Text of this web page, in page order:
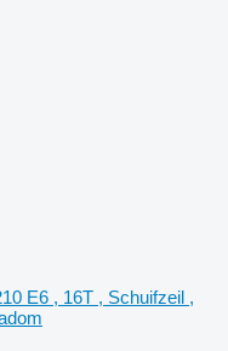
E6 , 16T , Schuifzeil ,